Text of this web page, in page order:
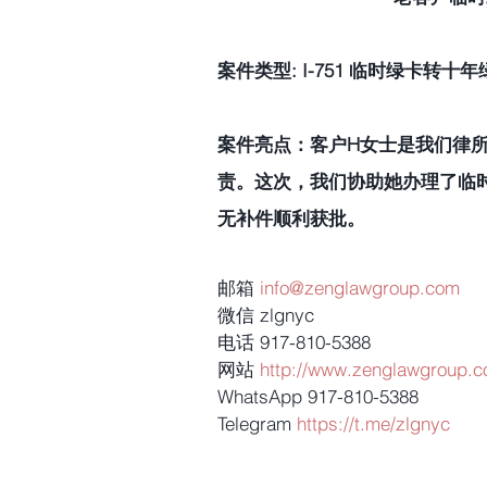
案件类型: I-751 临时绿卡转十年
案件亮点：客户H女士是我们律
责。这次，我们协助她办理了临
无补件顺利获批。
邮箱 info@zenglawgroup.com
微信 zlgnyc
电话 917-810-5388
网站 http://
WhatsApp 917-810-5388
Telegram https://t.me/zlgnyc